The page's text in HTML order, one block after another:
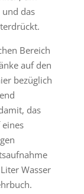
das
Bereich
auf den
bezüglich
das
Wasser